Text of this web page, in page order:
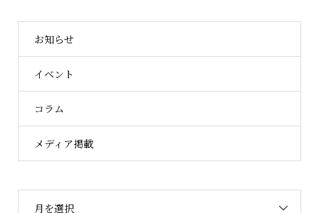
お知らせ
イベント
コラム
メディア掲載
月を選択